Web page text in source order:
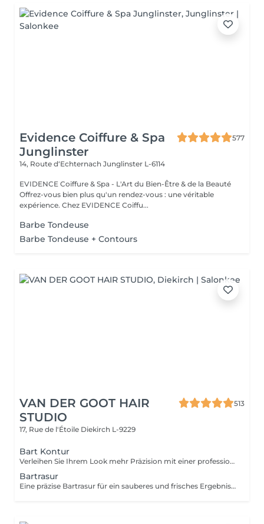
Evidence Coiffure & Spa
Junglinster
577
14, Route d‘Echternach Junglinster L-6114
EVIDENCE Coiffure & Spa - L'Art du Bien-Être & de la Beauté
Offrez-vous bien plus qu'un rendez-vous : une véritable
expérience. Chez EVIDENCE Coiffu...
Barbe Tondeuse
Barbe Tondeuse + Contours
VAN DER GOOT HAIR
STUDIO
513
17, Rue de l'Étoile Diekirch L-9229
Bart Kontur
Verleihen Sie Ihrem Look mehr Präzision mit einer professionellen Bartkontur. Der Bart wird sauber getrimmt, in Form gebracht und exakt definiert. Durch präzise Konturen und sorgfältige Detailarbeit wird Ihre natürliche Gesichtsstruktur optimal betont und ein gepflegtes, klares Ergebnis erzielt.
Bartrasur
Eine präzise Bartrasur für ein sauberes und frisches Ergebnis. Die Haut wird glatt rasiert und fühlt sich weich und gepflegt an.